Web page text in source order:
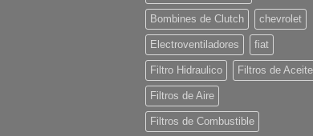
Bombines de Clutch chevrolet
Electroventiladores fiat
Filtro Hidraulico Filtros de Aceite
Filtros de Aire
Filtros de Combustible